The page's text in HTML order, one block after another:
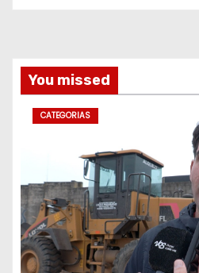
a
s
You missed
CATEGORIAS